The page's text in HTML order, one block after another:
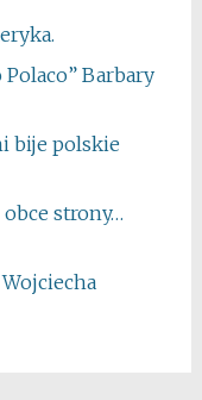
Barbary
bije polskie
obce strony…